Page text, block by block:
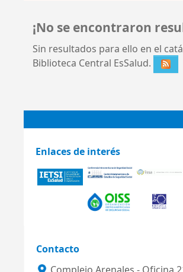
¡No se encontraron
Sin resultados para ello en el
Biblioteca Central EsSalud.
Enlaces de interés
Contacto